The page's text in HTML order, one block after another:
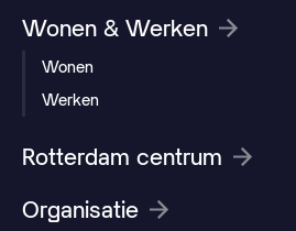
Wonen & Werken
Wonen
Werken
Rotterdam centrum
Organisatie